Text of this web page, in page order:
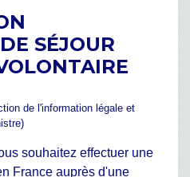
SÉJOUR
de l'information légale et
souhaitez effectuer une
France auprès d'une